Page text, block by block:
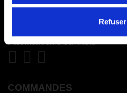
Refuser
PAIEMENTS SÉCURISÉS
Paiement en 3 ou 4 fois
COMMANDES